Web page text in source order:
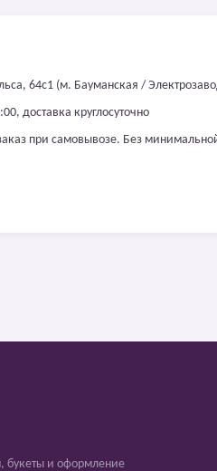
64с1 (м. Бауманская /
доставка круглосуточно
при самовывозе. Без
букеты и оформление